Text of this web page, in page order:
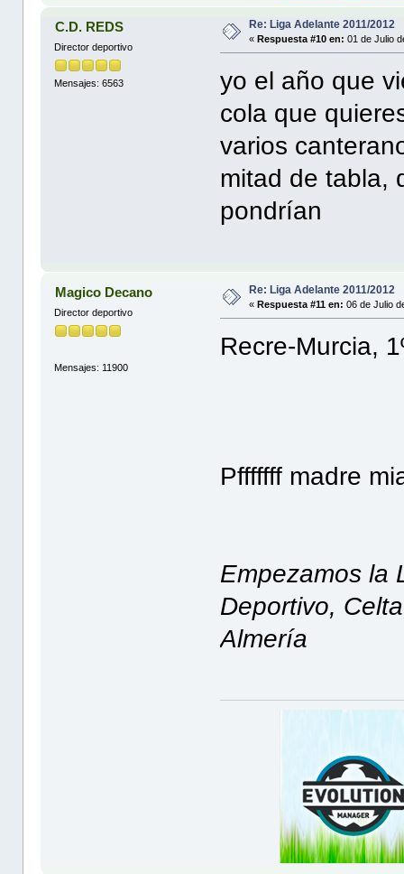
C.D. REDS
Director deportivo
Mensajes: 6563
Re: Liga Adelante 2011/2012
«Respuesta #10 en: 01 de Julio
yo el año que
cola que
varios
mitad de tabla,
pondrían
Magico Decano
Director deportivo
Mensajes: 11900
Re: Liga Adelante 2011/2012
«Respuesta #11 en: 06 de Julio
Recre-Murcia,
Pfffffff madre
Empezamos la
Deportivo,
Almería